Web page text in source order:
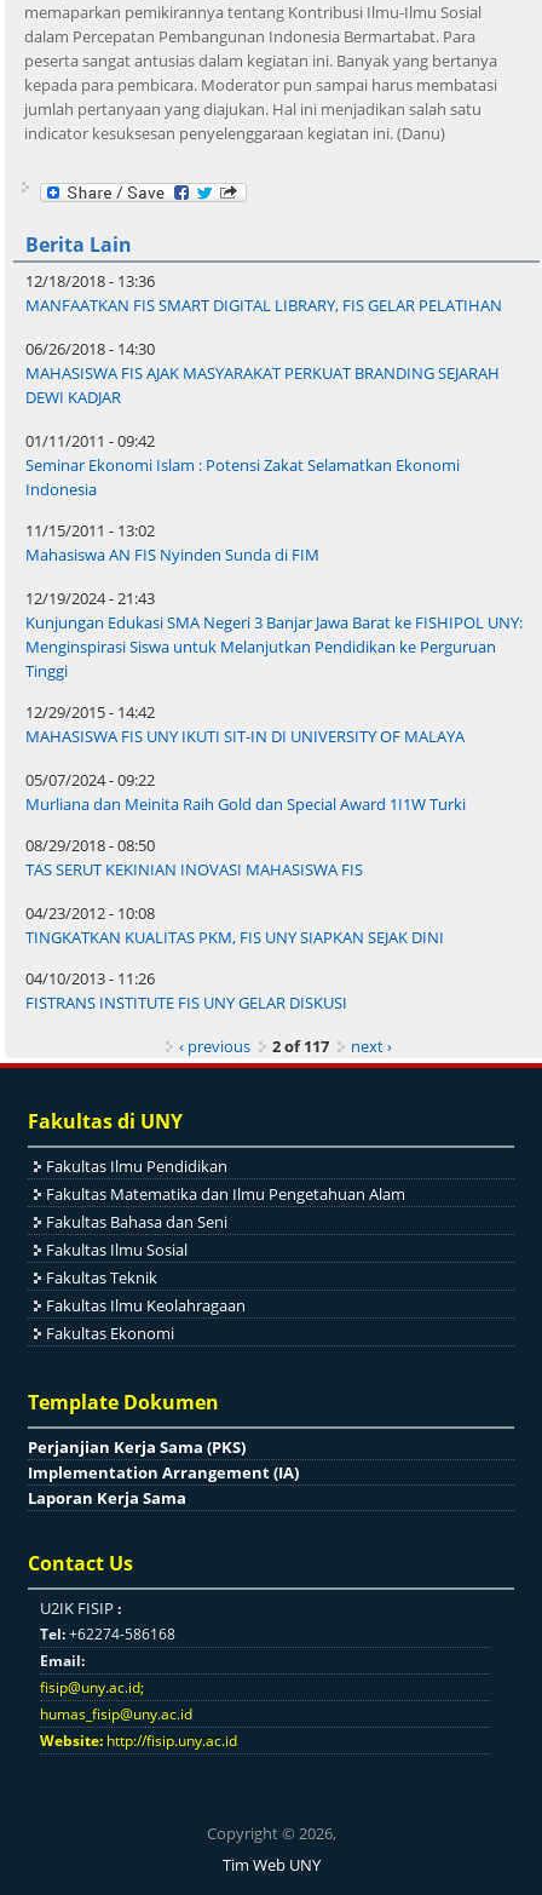
memaparkan pemikirannya tentang Kontribusi Ilmu-Ilmu Sosial
dalam Percepatan Pembangunan Indonesia Bermartabat. Para
peserta sangat antusias dalam kegiatan ini. Banyak yang bertanya
kepada para pembicara. Moderator pun sampai harus membatasi
jumlah pertanyaan yang diajukan. Hal ini menjadikan salah satu
indicator kesuksesan penyelenggaraan kegiatan ini. (Danu)
Berita Lain
12/18/2018 - 13:36
MANFAATKAN FIS SMART DIGITAL LIBRARY, FIS GELAR PELATIHAN
06/26/2018 - 14:30
MAHASISWA FIS AJAK MASYARAKAT PERKUAT BRANDING SEJARAH
DEWI KADJAR
01/11/2011 - 09:42
Seminar Ekonomi Islam : Potensi Zakat Selamatkan Ekonomi
Indonesia
11/15/2011 - 13:02
Mahasiswa AN FIS Nyinden Sunda di FIM
12/19/2024 - 21:43
Kunjungan Edukasi SMA Negeri 3 Banjar Jawa Barat ke FISHIPOL UNY:
Menginspirasi Siswa untuk Melanjutkan Pendidikan ke Perguruan
Tinggi
12/29/2015 - 14:42
MAHASISWA FIS UNY IKUTI SIT-IN DI UNIVERSITY OF MALAYA
05/07/2024 - 09:22
Murliana dan Meinita Raih Gold dan Special Award 1I1W Turki
08/29/2018 - 08:50
TAS SERUT KEKINIAN INOVASI MAHASISWA FIS
04/23/2012 - 10:08
TINGKATKAN KUALITAS PKM, FIS UNY SIAPKAN SEJAK DINI
04/10/2013 - 11:26
FISTRANS INSTITUTE FIS UNY GELAR DISKUSI
‹ previous
2 of 117 next ›
Fakultas di UNY
Fakultas Ilmu Pendidikan
Fakultas Matematika dan Ilmu Pengetahuan Alam
Fakultas Bahasa dan Seni
Fakultas Ilmu Sosial
Fakultas Teknik
Fakultas Ilmu Keolahragaan
Fakultas Ekonomi
Template Dokumen
Perjanjian Kerja Sama (PKS)
Implementation Arrangement (IA)
Laporan Kerja Sama
Contact Us
U2IK FISIP :
Tel:+62274-586168
Email:
fisip@uny.ac.id;
humas_fisip@uny.ac.id
Website: http://fisip.uny.ac.id
Copyright © 2026,
Tim Web UNY